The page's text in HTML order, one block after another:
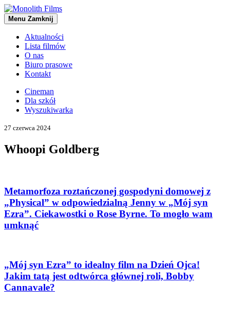
Menu Zamknij
Aktualności
Lista filmów
O nas
Biuro prasowe
Kontakt
Cineman
Dla szkół
Wyszukiwarka
27 czerwca 2024
Whoopi Goldberg
Metamorfoza roztańczonej gospodyni domowej z
„Physical” w odpowiedzialną Jenny w „Mój syn
Ezra”. Ciekawostki o Rose Byrne. To mogło wam
umknąć
„Mój syn Ezra” to idealny film na Dzień Ojca!
Jakim tatą jest odtwórca głównej roli, Bobby
Cannavale?